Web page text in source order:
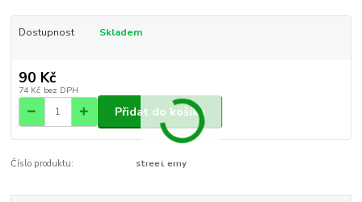
Dostupnost Skladem
90 Kč
74 Kč bez DPH
Přidat do košíku
Číslo produktu: street emy